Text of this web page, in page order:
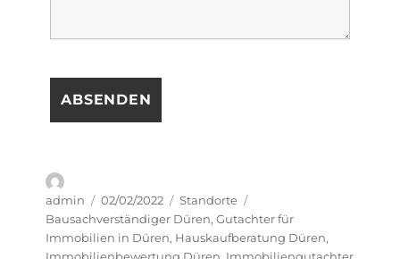
Autor
admin
Veröffentlicht
am
02/02/2022 Kategorien
Standorte
Bausachverständiger Düren,Gutachter für
Immobilien in Düren, Hauskaufberatung Düren,